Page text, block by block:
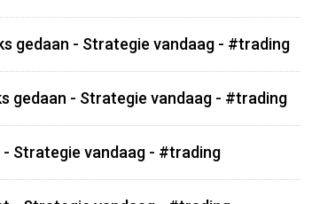
gedaan - Strategie vandaag - #trading
gedaan - Strategie vandaag - #trading
- Strategie vandaag - #trading